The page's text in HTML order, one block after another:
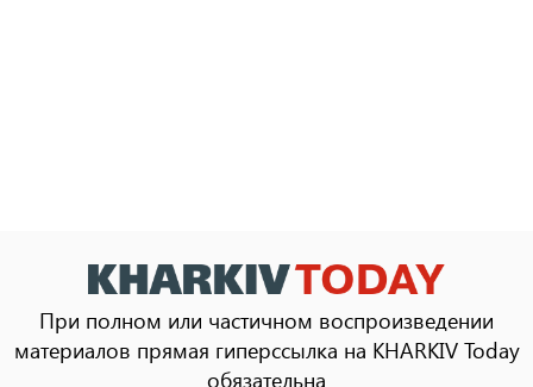
При полном или частичном воспроизведении
материалов прямая гиперссылка на KHARKIV Today
обязательна